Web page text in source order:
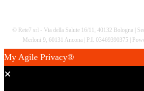
© Rete7 srl - Via della Salute 16/11, 40132 Bologna |
Merloni 9, 60131 Ancona | P.I. 03469390375 |
My Agile Privacy®
✕